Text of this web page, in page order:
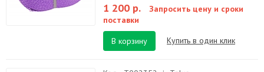
1 200 р.
Запросить цену и сроки
поставки
В корзину
Купить в один клик